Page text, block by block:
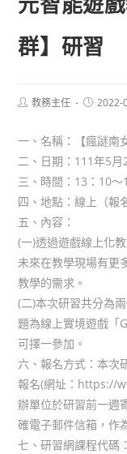
群】研習
Post教務主任
Post2022-
一、名稱：【瘋謎南
二、日期：111年5月
三、時間：13：10～
四、地點：線上（報
五、內容：
(一)透過遊戲線上化
未來在教學現場有更
教學的需求。
(二)本次研習共分為
題為線上實境遊戲「
可擇一參加。
六、報名方式：本次
報名(網址：https://
辦單位於研習前一週
確電子郵件信箱，作
七、研習網課程代碼：